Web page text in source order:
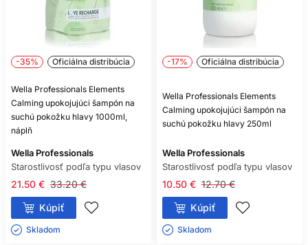
-35% Oficiálna distribúcia
Wella Professionals Elements
Calming upokojujúci šampón na
suchú pokožku hlavy 1000ml,
náplň
Wella Professionals
Starostlivosť podľa typu vlasov
33.20 €
21.50 €
Kúpiť
Skladom ㅤ
-17% Oficiálna distribúcia
Wella Professionals Elements
Calming upokojujúci šampón na
suchú pokožku hlavy 250ml
Wella Professionals
Starostlivosť podľa typu vlasov
12.70 €
10.50 €
Kúpiť
Skladom ㅤ